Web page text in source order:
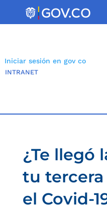
Iniciar sesión en gov co
INTRANET
¿Te llegó
tu tercera
el Covid-